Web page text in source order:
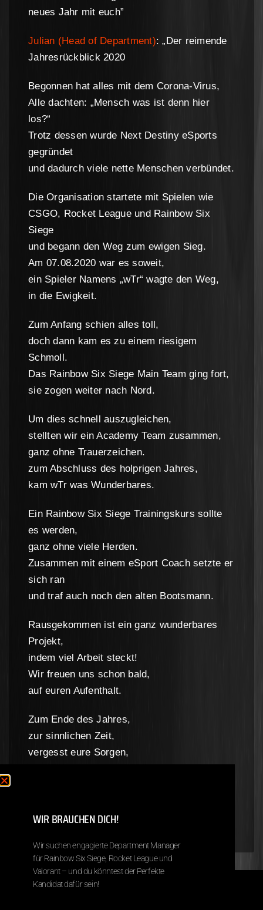
neues Jahr mit euch”
Julian (Head of Department): „Der reimende
Jahresrückblick 2020
Begonnen hat alles mit dem Corona-Virus,
Alle dachten: „Mensch was ist denn hier
los?“
Trotz dessen wurde Next Destiny eSports
gegründet
und dadurch viele nette Menschen verbündet.
Die Organisation startete mit Spielen wie
CSGO, Rocket League und Rainbow Six
Siege
und begann den Weg zum ewigen Sieg.
Am 07.08.2020 war es soweit,
ein Spieler Namens „wTr“ wagte den Weg,
in die Ewigkeit.
Zum Anfang schien alles toll,
doch dann kam es zu einem riesigem
Schmoll.
Das Rainbow Six Siege Main Team ging fort,
sie zogen weiter nach Nord.
Um dies schnell auszugleichen,
stellten wir ein Academy Team zusammen,
ganz ohne Trauerzeichen.
zum Abschluss des holprigen Jahres,
kam wTr was Wunderbares.
Ein Rainbow Six Siege Trainingskurs sollte
es werden,
ganz ohne viele Herden.
Zusammen mit einem eSport Coach setzte er
sich ran
und traf auch noch den alten Bootsmann.
Rausgekommen ist ein ganz wunderbares
Projekt,
indem viel Arbeit steckt!
Wir freuen uns schon bald,
auf euren Aufenthalt.
Zum Ende des Jahres,
zur sinnlichen Zeit,
vergesst eure Sorgen,
auf das nächste Jahr ein besseres wird!“
WIR BRAUCHEN DICH!
Wir suchen engagierte Department Manager
für Rainbow Six Siege, Rocket League und
Valorant – und du könntest der Perfekte
Kandidat dafür sein!